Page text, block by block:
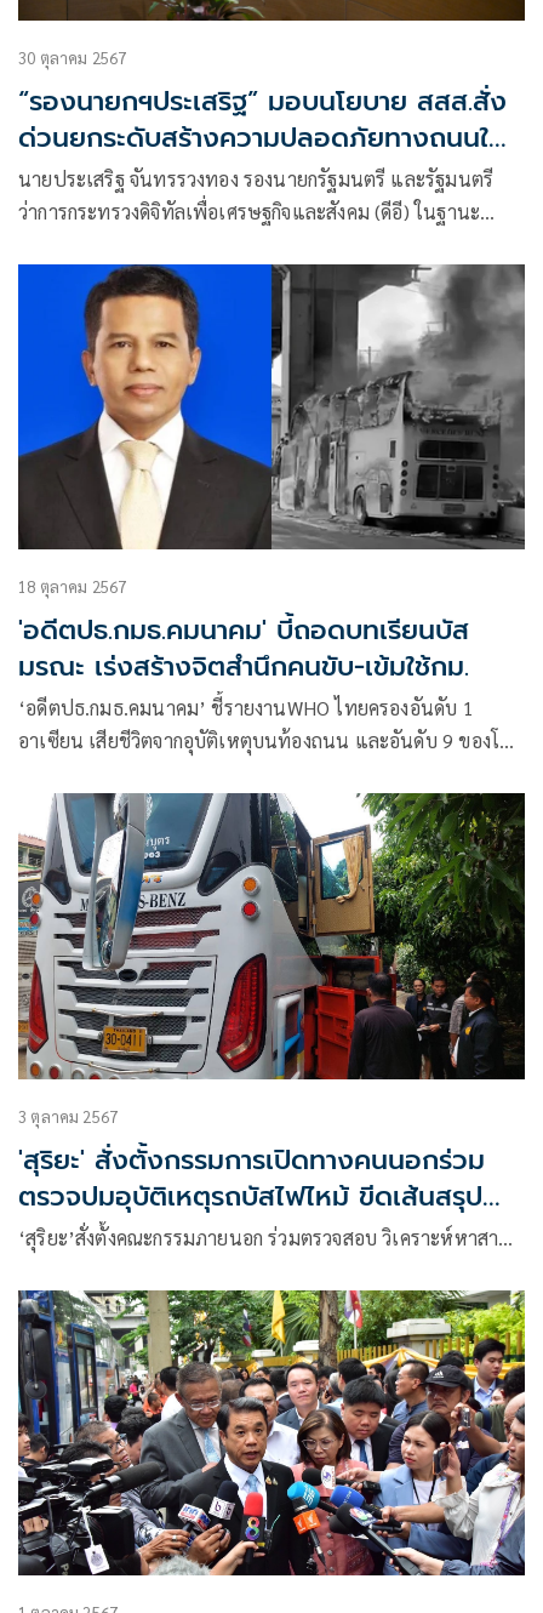
30 ตุลาคม 2567
“รองนายกฯประเสริฐ” มอบนโยบาย สสส.สั่ง
ด่วนยกระดับสร้างความปลอดภัยทางถนนใน
เด็กและเยาวชน 3 ด้าน “รถบัสปลอดภัย-สวม
หมวกนิรภัย-ส่งเสริมวินัยจราจร”
นายประเสริฐ จันทรรวงทอง รองนายกรัฐมนตรี และรัฐมนตรี
ว่าการกระทรวงดิจิทัลเพื่อเศรษฐกิจและสังคม (ดีอี) ในฐานะ
การประชุมคณะกรรมการกองทุนฯ สสส.
18 ตุลาคม 2567
'อดีตปธ.กมธ.คมนาคม' บี้ถอดบทเรียนบัส
มรณะ เร่งสร้างจิตสำนึกคนขับ-เข้มใช้กม.
‘อดีตปธ.กมธ.คมนาคม’ ชี้รายงานWHO ไทยครองอันดับ 1
อาเซียน เสียชีวิตจากอุบัติเหตุบนท้องถนน และอันดับ 9 ของโลก
โศกนาฏกรรมบัสมรณะ
3 ตุลาคม 2567
'สุริยะ' สั่งตั้งกรรมการเปิดทางคนนอกร่วม
ตรวจปมอุบัติเหตุรถบัสไฟไหม้ ขีดเส้นสรุป
ผล15วัน
‘สุริยะ’สั่งตั้งคณะกรรมภายนอก ร่วมตรวจสอบ วิเคราะห์หาสา…